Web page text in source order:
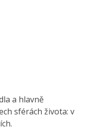
a hlavně
sférách života: v